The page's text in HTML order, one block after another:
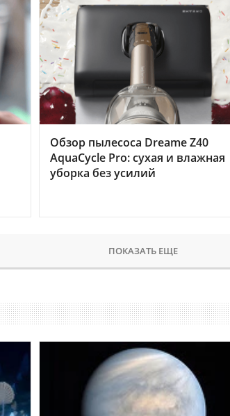
Обзор пылесоса Dreame Z40
AquaCycle Pro: сухая и влажная
уборка без усилий
ПОКАЗАТЬ ЕЩЕ